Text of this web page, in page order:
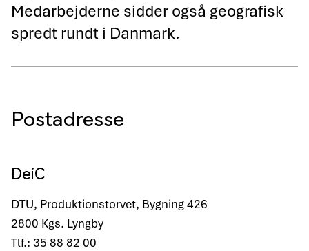
Medarbejderne sidder også geografisk
spredt rundt i Danmark.
Postadresse
DeiC
DTU, Produktionstorvet, Bygning 426
2800 Kgs. Lyngby
Tlf.: 35 88 82 00